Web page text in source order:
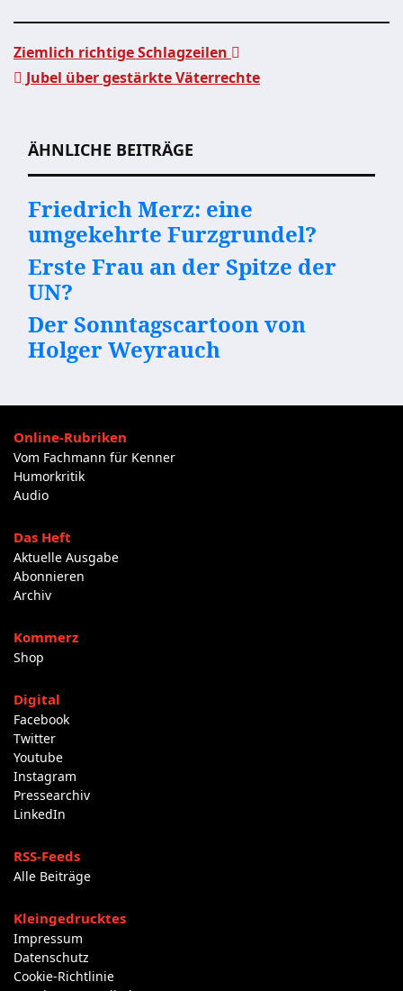
Ziemlich richtige Schlagzeilen
Jubel über gestärkte Väterrechte
ÄHNLICHE BEITRÄGE
Friedrich Merz: eine
umgekehrte Furzgrundel?
Erste Frau an der Spitze der
UN?
Der Sonntagscartoon von
Holger Weyrauch
Online-Rubriken
Vom Fachmann für Kenner
Humorkritik
Audio
Das Heft
Aktuelle Ausgabe
Abonnieren
Archiv
Kommerz
Shop
Digital
Facebook
Twitter
Youtube
Instagram
Pressearchiv
LinkedIn
RSS-Feeds
Alle Beiträge
Kleingedrucktes
Impressum
Datenschutz
Cookie-Richtlinie